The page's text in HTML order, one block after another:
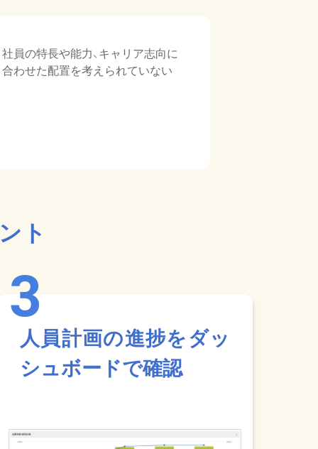
社員の特長や能力、キャリア志向に
合わせた配置を考えられていない
ト
人員計画の進捗をダッ
シュボードで確認